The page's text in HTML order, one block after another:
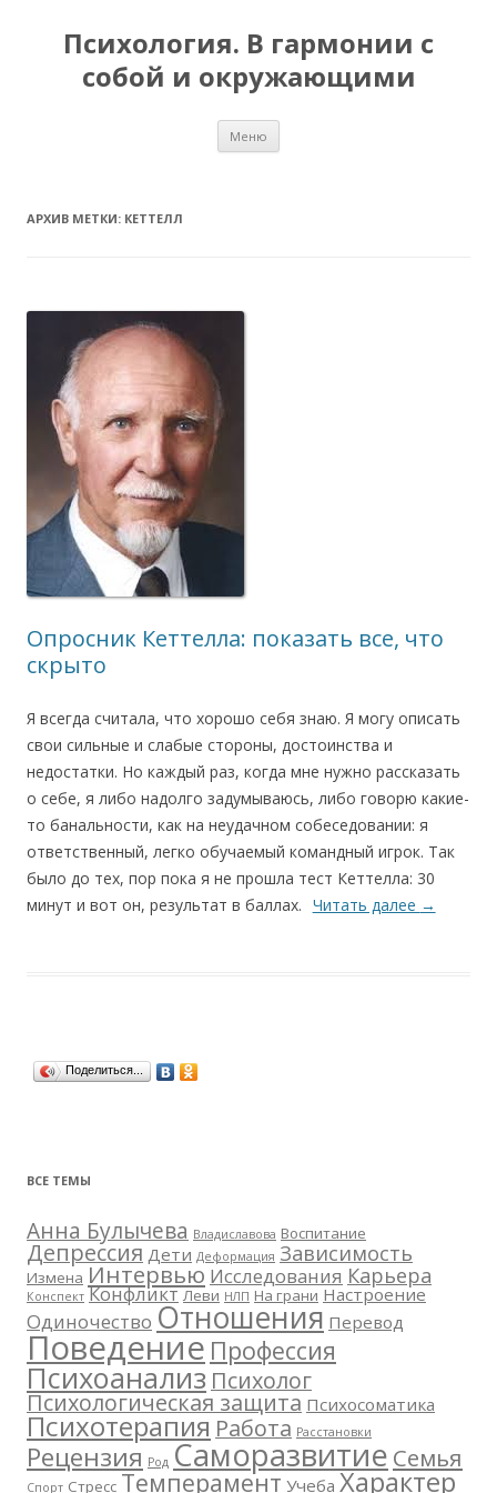
Психология. В гармонии с
собой и окружающими
Меню
АРХИВ МЕТКИ: КЕТТЕЛЛ
Опросник Кеттелла: показать все, что
скрыто
Я всегда считала, что хорошо себя знаю. Я могу описать
свои сильные и слабые стороны, достоинства и
недостатки. Но каждый раз, когда мне нужно рассказать
о себе, я либо надолго задумываюсь, либо говорю какие-
то банальности, как на неудачном собеседовании: я
ответственный, легко обучаемый командный игрок. Так
было до тех, пор пока я не прошла тест Кеттелла: 30
минут и вот он, результат в баллах. Читать далее →
Поделиться...
ВСЕ ТЕМЫ
Анна Булычева Владиславова Воспитание
Депрессия Дети Деформация Зависимость
Измена Интервью Исследования Карьера
Конспект Конфликт Леви НЛП На грани Настроение
Одиночество Отношения Перевод
Поведение Профессия
Психоанализ Психолог
Психологическая защита Психосоматика
Психотерапия Работа Расстановки
Рецензия Род Саморазвитие Семья
Спорт Стресс Темперамент Учеба Характер